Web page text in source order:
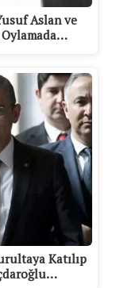
Aslan ve
Oylamada…
Katılıp